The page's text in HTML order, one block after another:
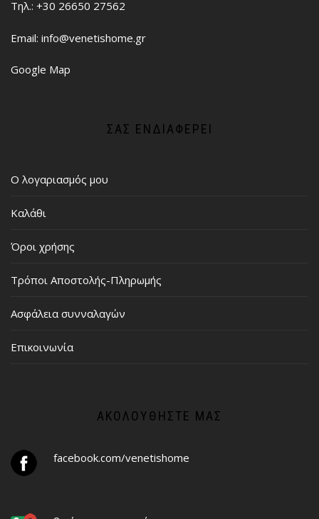
Τηλ.: +30 26650 27562
Email: info@venetishome.gr
Google Map
ΣΑΣ ΕΝΔΙΑΦΈΡΕΙ
Ο λογαριασμός μου
Καλάθι
Όροι χρήσης
Τρόποι Αποστολής-Πληρωμής
Ασφάλεια συνναλαγών
Επικοινωνία
ΑΚΟΛΟΥΘΉΣΤΕ ΜΑΣ
facebook.com/venetishome